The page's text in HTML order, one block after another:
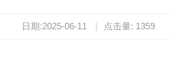
日期:2025-06-11 | 点击量: 1359